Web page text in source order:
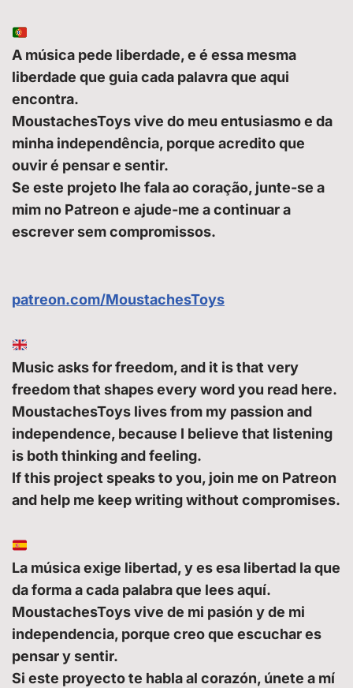
A música pede liberdade, e é essa mesma
liberdade que guia cada palavra que aqui
encontra.
MoustachesToys vive do meu entusiasmo e da
minha independência, porque acredito que
ouvir é pensar e sentir.
Se este projeto lhe fala ao coração, junte-se a
mim no Patreon e ajude-me a continuar a
escrever sem compromissos.
patreon.com/MoustachesToys
Music asks for freedom, and it is that very
freedom that shapes every word you read here.
MoustachesToys lives from my passion and
independence, because I believe that listening
is both thinking and feeling.
If this project speaks to you, join me on Patreon
and help me keep writing without compromises.
La música exige libertad, y es esa libertad la que
da forma a cada palabra que lees aquí.
MoustachesToys vive de mi pasión y de mi
independencia, porque creo que escuchar es
pensar y sentir.
Si este proyecto te habla al corazón, únete a mí